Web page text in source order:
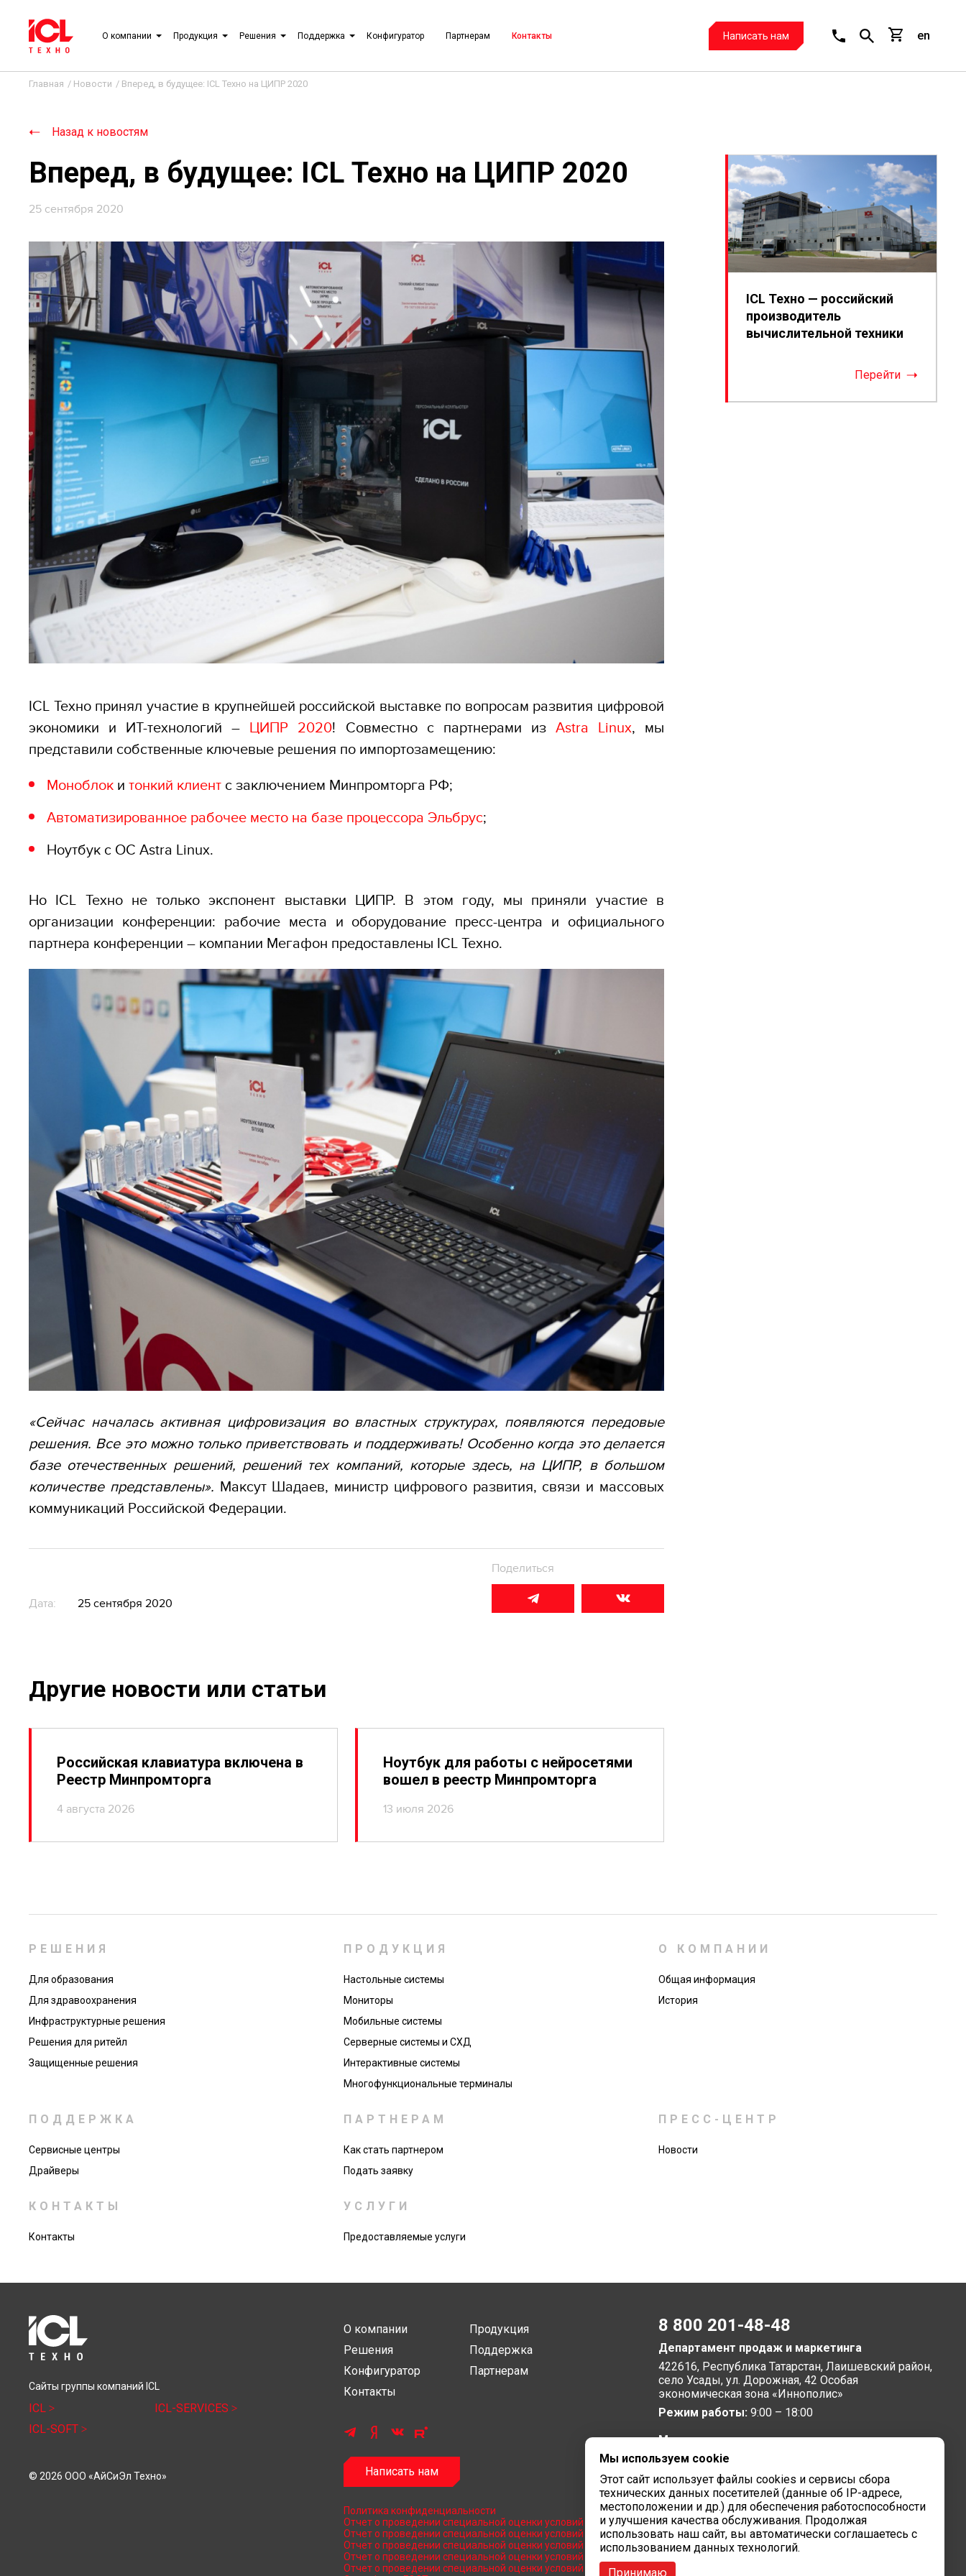
О компании Продукция Решения Поддержка Конфигуратор Партнерам Контакты Написать нам en
Главная / Новости / Вперед, в будущее: ICL Техно на ЦИПР 2020
Назад к новостям
Вперед, в будущее: ICL Техно на ЦИПР 2020
25 сентября 2020
ICL Техно принял участие в крупнейшей российской выставке по вопросам развития цифровой
экономики и ИТ-технологий – ЦИПР 2020! Совместно с партнерами из Astra Linux, мы
представили собственные ключевые решения по импортозамещению:
Моноблок и тонкий клиент с заключением Минпромторга РФ;
Автоматизированное рабочее место на базе процессора Эльбрус;
Ноутбук с ОС Astra Linux.
Но ICL Техно не только экспонент выставки ЦИПР. В этом году, мы приняли участие в
организации конференции: рабочие места и оборудование пресс-центра и официального
партнера конференции – компании Мегафон предоставлены ICL Техно.
«Сейчас началась активная цифровизация во властных структурах, появляются передовые
решения. Все это можно только приветствовать и поддерживать! Особенно когда это делается
базе отечественных решений, решений тех компаний, которые здесь, на ЦИПР, в большом
количестве представлены». Максут Шадаев, министр цифрового развития, связи и массовых
коммуникаций Российской Федерации.
Дата: 25 сентября 2020
Поделиться
Другие новости или статьи
Российская клавиатура включена в
Реестр Минпромторга
4 августа 2026
Ноутбук для работы с нейросетями
вошел в реестр Минпромторга
13 июля 2026
ICL Техно — российский
производитель
вычислительной техники
Перейти
РЕШЕНИЯ
Для образования
Для здравоохранения
Инфраструктурные решения
Решения для ритейл
Защищенные решения
ПРОДУКЦИЯ
Настольные системы
Мониторы
Мобильные системы
Серверные системы и СХД
Интерактивные системы
Многофункциональные терминалы
О КОМПАНИИ
Общая информация
История
ПОДДЕРЖКА
Сервисные центры
Драйверы
ПАРТНЕРАМ
Как стать партнером
Подать заявку
ПРЕСС-ЦЕНТР
Новости
КОНТАКТЫ
Контакты
УСЛУГИ
Предоставляемые услуги
Сайты группы компаний ICL
ICL
ICL-SERVICES
ICL-SOFT
© 2026 ООО «АйСиЭл Техно»
О компании
Продукция
Решения
Поддержка
Конфигуратор
Партнерам
Контакты
Написать нам
Политика конфиденциальности
Отчет о проведении специальной оценки условий труда 2024
Отчет о проведении специальной оценки условий труда 2023
Отчет о проведении специальной оценки условий труда 2022
Отчет о проведении специальной оценки условий труда 2019
Отчет о проведении специальной оценки условий труда 2017
8 800 201-48-48
Департамент продаж и маркетинга
422616, Республика Татарстан, Лаишевский район,
село Усады, ул. Дорожная, 42 Особая
экономическая зона «Иннополис»
Режим работы: 9:00 – 18:00
Московское представительство
105064, г. Москва, Нижний Сусальный переулок, 5,
бизнес-парк «Арма»
Режим работы:9:00 – 18:00
Завод вычислительной техники
422624, Республика Татарстан, мр-н Лаишевский,
с/п Столбищенское, ул.Советская, зд.278
Режим работы:
Мы используем cookie
Этот сайт использует файлы cookies и сервисы сбора
технических данных посетителей (данные об IP-адресе,
местоположении и др.) для обеспечения работоспособности
и улучшения качества обслуживания. Продолжая
использовать наш сайт, вы автоматически соглашаетесь с
использованием данных технологий.
Принимаю